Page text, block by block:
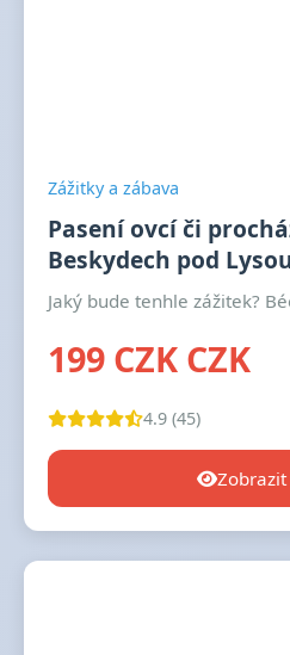
Zážitky a zábava
Pasení ovcí či
Beskydech pod
Jaký bude tenhle zážitek?
199 CZK CZK
4.9 (45)